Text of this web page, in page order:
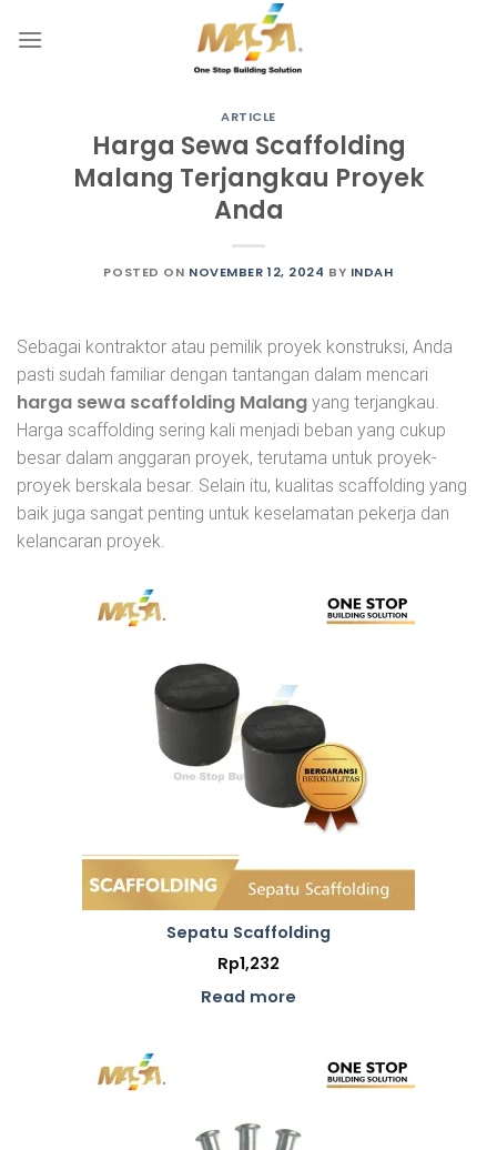
ARTICLE
Harga Sewa Scaffolding
Malang Terjangkau Proyek
Anda
POSTED ON NOVEMBER 12, 2024 BY INDAH
Sebagai kontraktor atau pemilik proyek konstruksi, Anda
pasti sudah familiar dengan tantangan dalam mencari
harga sewa scaffolding Malang yang terjangkau.
Harga scaffolding sering kali menjadi beban yang cukup
besar dalam anggaran proyek, terutama untuk proyek-
proyek berskala besar. Selain itu, kualitas scaffolding yang
baik juga sangat penting untuk keselamatan pekerja dan
kelancaran proyek.
Sepatu Scaffolding
Rp1,232
Read more